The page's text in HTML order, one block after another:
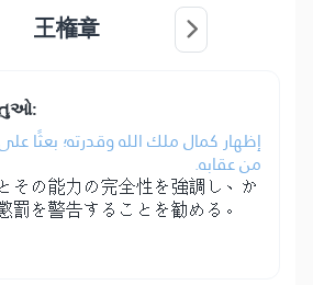
王権章
إظهار كمال ملك الله وقدرته؛ بعثًا
من عقابه.
その能力の完全性を強調し、か
罰を警告することを勧める。